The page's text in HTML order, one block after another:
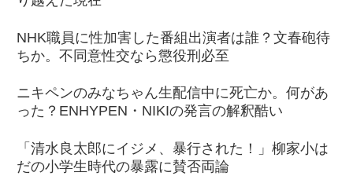
NHK職員に性加害した番組出演者は誰？文春砲待
ちか。不同意性交なら懲役刑必至
ニキペンのみなちゃん生配信中に死亡か。何があ
った？ENHYPEN・NIKIの発言の解釈酷い
「清水良太郎にイジメ、暴行された！」柳家小は
だの小学生時代の暴露に賛否両論